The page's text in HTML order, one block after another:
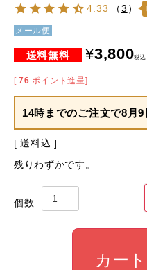
4.33 （3 ）
メール便
¥3,800税込
[ 76 ポイント進呈]
14時までのご注文で8月9
送料込
残りわずかです。
カー